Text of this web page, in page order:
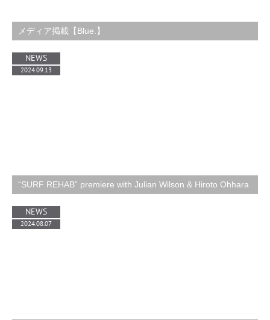
メディア掲載【Blue.】
“SURF REHAB” premiere with Julian Wilson & Hiroto Ohhara
NEWS
2024.09.13
NEWS
2024.08.07